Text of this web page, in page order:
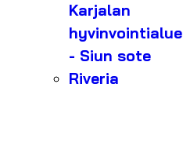
Karjalan
hyvinvointialue
- Siun sote
Riveria